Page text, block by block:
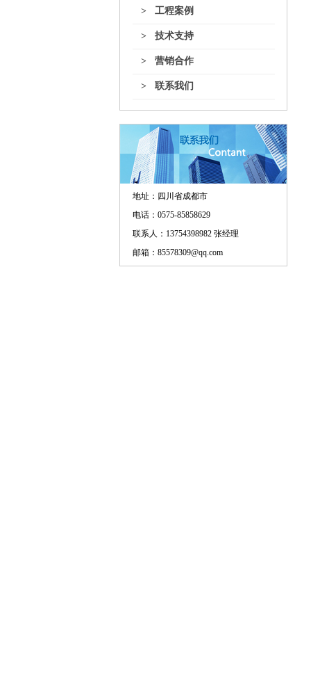
> 工程案例
> 技术支持
> 营销合作
> 联系我们
地址： 四川省成都市
电话：0575-85858629
联系人：13754398982 张经理
邮箱：85578309@qq.com